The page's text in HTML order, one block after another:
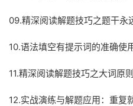
09.精深阅读解题技巧之题干永
10.语法填空有提示词的准确使
11.精深阅读解题技巧之大词原
12.实战演练与解题应用：重复